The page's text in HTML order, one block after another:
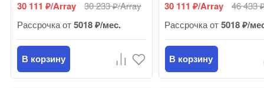
30 111₽/Array 30 233₽/Array
Рассрочка от5018 ₽/мес.
В корзину
30 111₽/Array 46 433
Рассрочка от5018 ₽/
В корзину